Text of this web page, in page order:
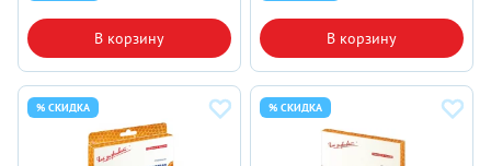
В корзину В корзину
% СКИДКА % СКИДКА